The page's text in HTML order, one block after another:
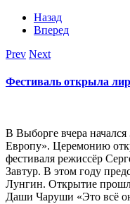
Назад
Вперед
Prev Next
Фестиваль открыла
В Выборге вчера
Европу». Церемонию
фестиваля режиссёр
Завтур. В этом году
Лунгин. Открытие
Даши Чаруши «Это всё